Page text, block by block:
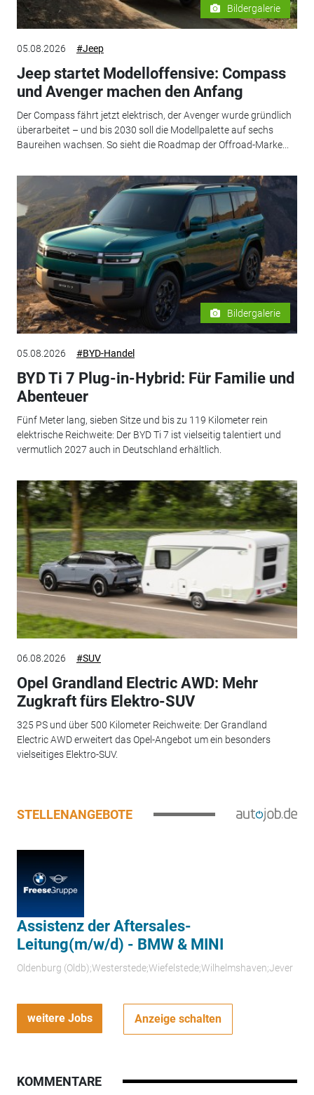
Bildergalerie
05.08.2026 #Jeep
Jeep startet Modelloffensive: Compass
und Avenger machen den Anfang
Der Compass fährt jetzt elektrisch, der Avenger wurde gründlich
überarbeitet – und bis 2030 soll die Modellpalette auf sechs
Baureihen wachsen. So sieht die Roadmap der Offroad-Marke...
Bildergalerie
05.08.2026 #BYD-Handel
BYD Ti 7 Plug-in-Hybrid: Für Familie und
Abenteuer
Fünf Meter lang, sieben Sitze und bis zu 119 Kilometer rein
elektrische Reichweite: Der BYD Ti 7 ist vielseitig talentiert und
vermutlich 2027 auch in Deutschland erhältlich.
06.08.2026 #SUV
Opel Grandland Electric AWD: Mehr
Zugkraft fürs Elektro-SUV
325 PS und über 500 Kilometer Reichweite: Der Grandland
Electric AWD erweitert das Opel-Angebot um ein besonders
vielseitiges Elektro-SUV.
STELLENANGEBOTE
Assistenz der Aftersales-
Leitung(m/w/d) - BMW & MINI
Oldenburg (Oldb);Westerstede;Wiefelstede;Wilhelmshaven;Jever
weitere Jobs Anzeige schalten
KOMMENTARE